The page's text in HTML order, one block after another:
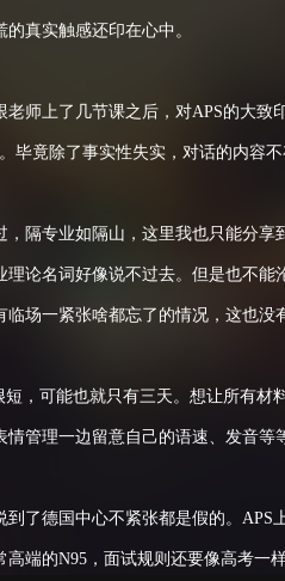
真实触感还印在心中。
师上了几节课之后，对APS的大致
毕竟除了事实性失实，对话的内容
，隔专业如隔山，这里我也只能分
理论名词好像说不过去。但是也不
临场一紧张啥都忘了的情况，这也
，可能也就只有三天。想让所有材
情管理一边留意自己的语速、发音
了德国中心不紧张都是假的。
端的N95，面试规则还要像高考